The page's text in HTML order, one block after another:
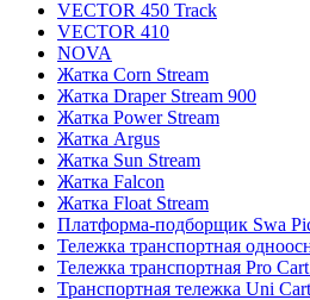
VECTOR 450 Track
VECTOR 410
NOVA
Жатка Corn Stream
Жатка Draper Stream 900
Жатка Power Stream
Жатка Argus
Жатка Sun Stream
Жатка Falcon
Жатка Floаt Stream
Платформа-подборщик Swa
Тележка транспортная
Тележка транспортная Pro
Транспортная тележка Uni